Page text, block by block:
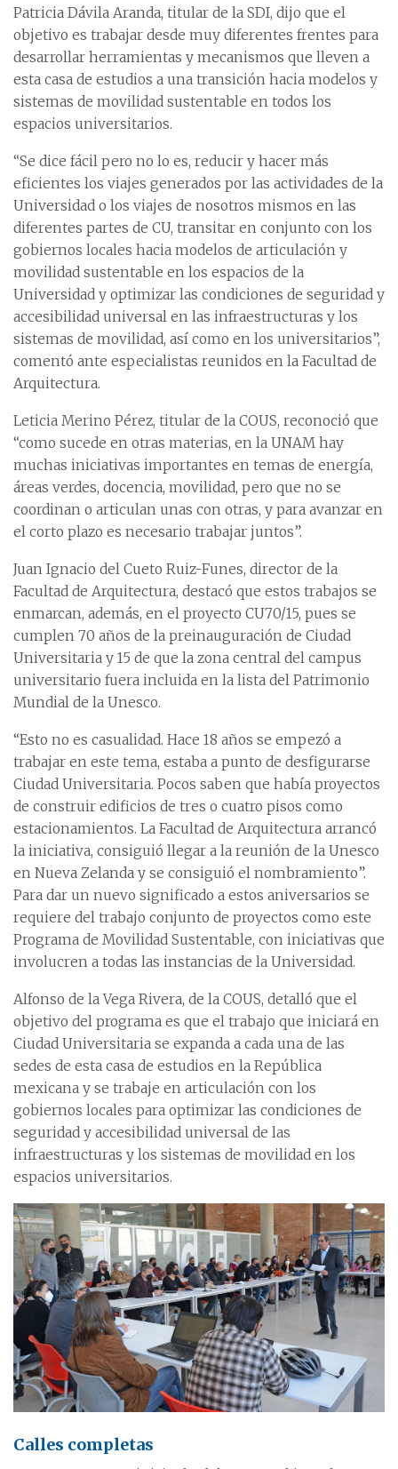
Patricia Dávila Aranda, titular de la SDI, dijo que el
objetivo es trabajar desde muy diferentes frentes para
desarrollar herramientas y mecanismos que lleven a
esta casa de estudios a una transición hacia modelos y
sistemas de movilidad sustentable en todos los
espacios universitarios.
“Se dice fácil pero no lo es, reducir y hacer más
eficientes los viajes generados por las actividades de la
Universidad o los viajes de nosotros mismos en las
diferentes partes de CU, transitar en conjunto con los
gobiernos locales hacia modelos de articulación y
movilidad sustentable en los espacios de la
Universidad y optimizar las condiciones de seguridad y
accesibilidad universal en las infraestructuras y los
sistemas de movilidad, así como en los universitarios”,
comentó ante especialistas reunidos en la Facultad de
Arquitectura.
Leticia Merino Pérez, titular de la COUS, reconoció que
“como sucede en otras materias, en la UNAM hay
muchas iniciativas importantes en temas de energía,
áreas verdes, docencia, movilidad, pero que no se
coordinan o articulan unas con otras, y para avanzar en
el corto plazo es necesario trabajar juntos”.
Juan Ignacio del Cueto Ruiz-Funes, director de la
Facultad de Arquitectura, destacó que estos trabajos se
enmarcan, además, en el proyecto CU70/15, pues se
cumplen 70 años de la preinauguración de Ciudad
Universitaria y 15 de que la zona central del campus
universitario fuera incluida en la lista del Patrimonio
Mundial de la Unesco.
“Esto no es casualidad. Hace 18 años se empezó a
trabajar en este tema, estaba a punto de desfigurarse
Ciudad Universitaria. Pocos saben que había proyectos
de construir edificios de tres o cuatro pisos como
estacionamientos. La Facultad de Arquitectura arrancó
la iniciativa, consiguió llegar a la reunión de la Unesco
en Nueva Zelanda y se consiguió el nombramiento”.
Para dar un nuevo significado a estos aniversarios se
requiere del trabajo conjunto de proyectos como este
Programa de Movilidad Sustentable, con iniciativas que
involucren a todas las instancias de la Universidad.
Alfonso de la Vega Rivera, de la COUS, detalló que el
objetivo del programa es que el trabajo que iniciará en
Ciudad Universitaria se expanda a cada una de las
sedes de esta casa de estudios en la República
mexicana y se trabaje en articulación con los
gobiernos locales para optimizar las condiciones de
seguridad y accesibilidad universal de las
infraestructuras y los sistemas de movilidad en los
espacios universitarios.
Calles completas